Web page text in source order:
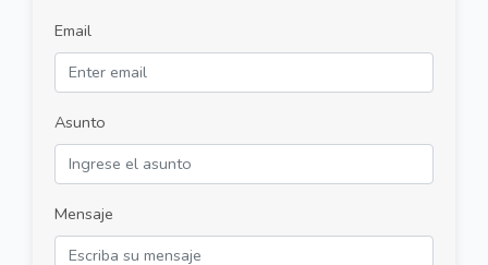
Email
Asunto
Mensaje